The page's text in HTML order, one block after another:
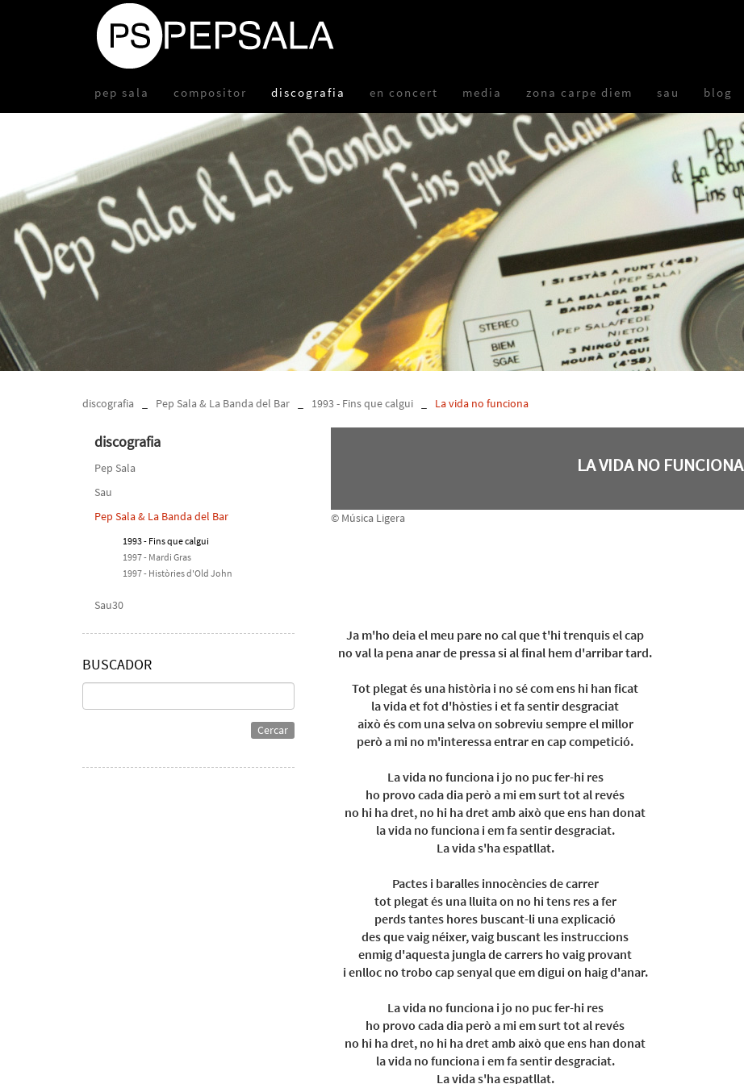
pep sala compositor discografia en concert media zona carpe diem sau blog
discografia Pep Sala & La Banda del Bar 1993 - Fins que calgui La vida no funciona
discografia
Pep Sala
Sau
Pep Sala & La Banda del Bar
1993 - Fins que calgui
1997 - Mardi Gras
1997 - Històries d'Old John
Sau30
BUSCADOR
Cercar
LA VIDA NO FUNCIONA
© Música Ligera
Ja m'ho deia el meu pare no cal que t'hi trenquis el cap
no val la pena anar de pressa si al final hem d'arribar tard.
Tot plegat és una història i no sé com ens hi han ficat
la vida et fot d'hòsties i et fa sentir desgraciat
això és com una selva on sobreviu sempre el millor
però a mi no m'interessa entrar en cap competició.
La vida no funciona i jo no puc fer-hi res
ho provo cada dia però a mi em surt tot al revés
no hi ha dret, no hi ha dret amb això que ens han donat
la vida no funciona i em fa sentir desgraciat.
La vida s'ha espatllat.
Pactes i baralles innocències de carrer
tot plegat és una lluita on no hi tens res a fer
perds tantes hores buscant-li una explicació
des que vaig néixer, vaig buscant les instruccions
enmig d'aquesta jungla de carrers ho vaig provant
i enlloc no trobo cap senyal que em digui on haig d'anar.
La vida no funciona i jo no puc fer-hi res
ho provo cada dia però a mi em surt tot al revés
no hi ha dret, no hi ha dret amb això que ens han donat
la vida no funciona i em fa sentir desgraciat.
La vida s'ha espatllat.